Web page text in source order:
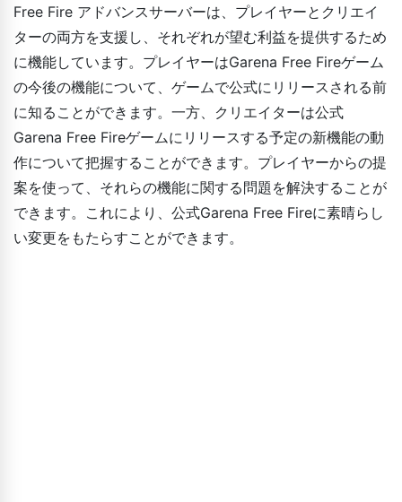
Free Fire アドバンスサーバーは、プレイヤーとクリエイ
ターの両方を支援し、それぞれが望む利益を提供するため
に機能しています。プレイヤーはGarena Free Fireゲーム
の今後の機能について、ゲームで公式にリリースされる前
に知ることができます。一方、クリエイターは公式
Garena Free Fireゲームにリリースする予定の新機能の動
作について把握することができます。プレイヤーからの提
案を使って、それらの機能に関する問題を解決することが
できます。これにより、公式Garena Free Fireに素晴らし
い変更をもたらすことができます。